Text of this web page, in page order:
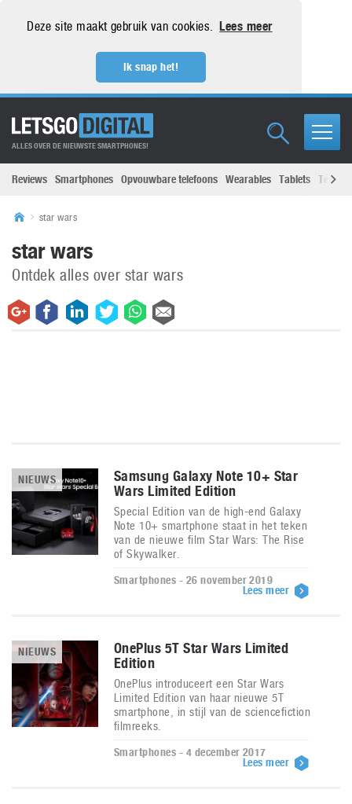
Deze site maakt gebruik van cookies. Lees meer
Ik snap het!
ALLES OVER DE NIEUWSTE SMARTPHONES!
Reviews Smartphones Opvouwbare telefoons Wearables Tablets
star wars
star wars
Ontdek alles over star wars
NIEUWS
Samsung Galaxy Note 10+ Star
Wars Limited Edition
Special Edition van de high-end Galaxy
Note 10+ smartphone staat in het teken
van de nieuwe film Star Wars: The Rise
of Skywalker.
Smartphones - 26 november 2019
Lees meer
NIEUWS
OnePlus 5T Star Wars Limited
Edition
OnePlus introduceert een Star Wars
Limited Edition van haar nieuwe 5T
smartphone, in stijl van de sciencefiction
filmreeks.
Smartphones - 4 december 2017
Lees meer